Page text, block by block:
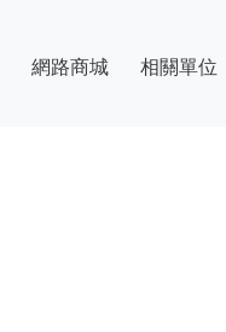
網路商城 相關單位